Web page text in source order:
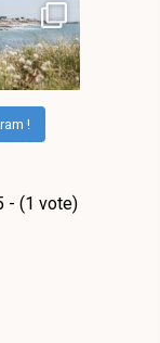
!
- (1 vote)